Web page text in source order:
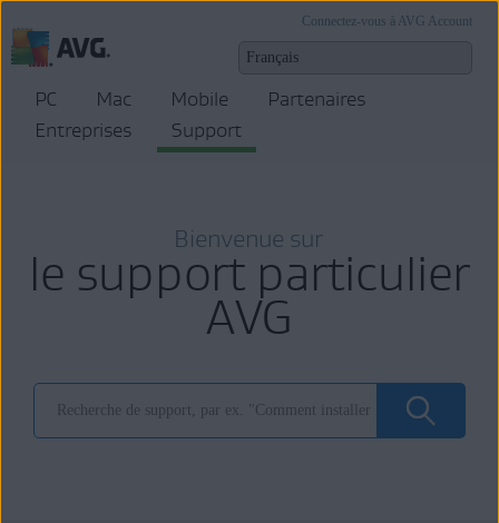
Connectez-vous à AVG Account
PC Mac Mobile
Partenaires
Entreprises
Support
Bienvenue sur
le support particulier
AVG